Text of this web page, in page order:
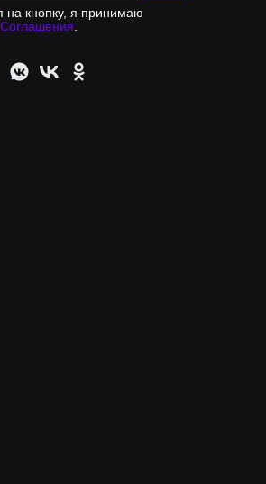
на кнопку, я принимаю
Соглашения